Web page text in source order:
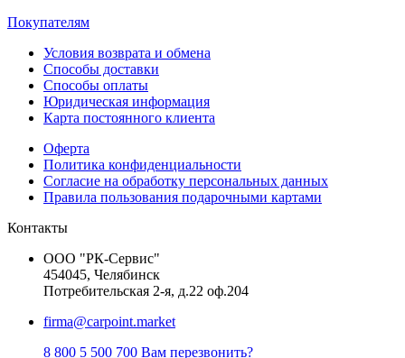
Покупателям
Условия возврата и обмена
Способы доставки
Способы оплаты
Юридическая информация
Карта постоянного клиента
Оферта
Политика конфиденциальности
Согласие на обработку персональных данных
Правила пользования подарочными картами
Контакты
ООО "РК-Сервис"
454045, Челябинск
Потребительская 2-я, д.22 оф.204
firma@carpoint.market
8 800 5 500 700 Вам перезвонить?